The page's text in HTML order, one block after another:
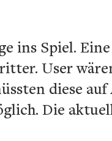
ins Spiel.
User
diese
Die